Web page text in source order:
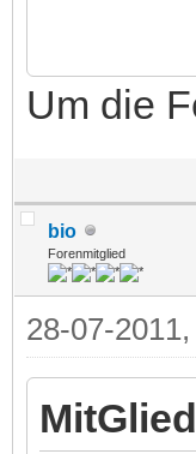
Um die
bio
Forenmitglied
28-07-